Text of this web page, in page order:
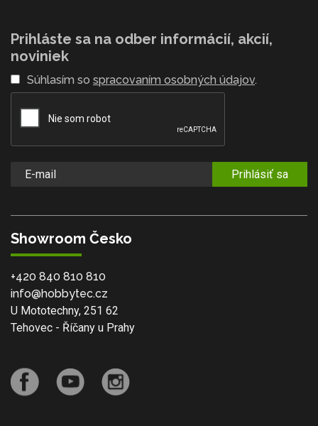
Prihláste sa na odber informácií, akcií,
noviniek
Súhlasím so spracovaním osobných údajov.
Prihlásiť sa
Showroom Česko
+420 840 810 810
info@hobbytec.cz
U Mototechny, 251 62
Tehovec - Říčany u Prahy